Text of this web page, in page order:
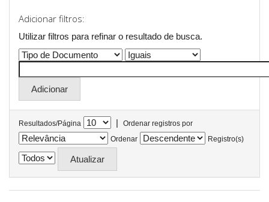
Adicionar filtros:
Utilizar filtros para refinar o resultado de busca.
Resultados/Página |
Ordenar registros por
Ordenar
Registro(s)